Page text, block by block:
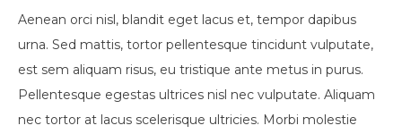
Aenean orci nisl, blandit eget lacus et, tempor dapibus
urna. Sed mattis, tortor pellentesque tincidunt vulputate,
est sem aliquam risus, eu tristique ante metus in purus.
Pellentesque egestas ultrices nisl nec vulputate. Aliquam
nec tortor at lacus scelerisque ultricies. Morbi molestie